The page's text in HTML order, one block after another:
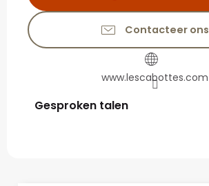
Contacteer ons
www.lescabottes.com
Gesproken talen
Gesproken talen